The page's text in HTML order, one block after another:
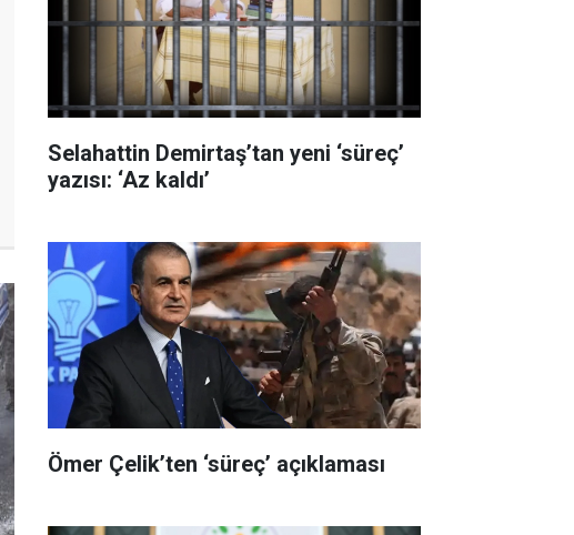
Selahattin Demirtaş’tan yeni ‘süreç’
yazısı: ‘Az kaldı’
Ömer Çelik’ten ‘süreç’ açıklaması